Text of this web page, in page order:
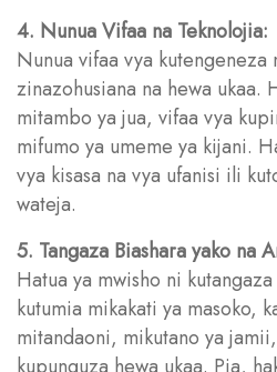
4. Nunua Vifaa na Teknolojia:
Nunua vifaa vya kutengeneza
zinazohusiana na hewa ukaa.
mitambo ya jua, vifaa vya
mifumo ya umeme ya kijani.
vya kisasa na vya ufanisi ili
wateja.
5. Tangaza Biashara yako na
Hatua ya mwisho ni
kutumia mikakati ya masoko,
mitandaoni, mikutano ya
kupunguza hewa ukaa. Pia,